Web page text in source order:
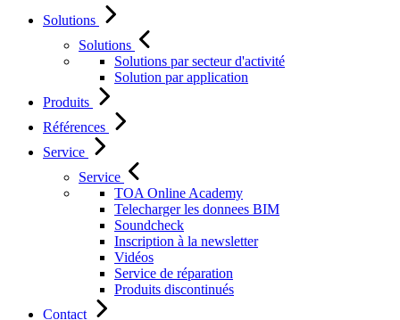
Solutions
Solutions
Solutions par secteur d'activité
Solution par application
Produits
Références
Service
Service
TOA Online Academy
Telecharger les donnees BIM
Soundcheck
Inscription à la newsletter
Vidéos
Service de réparation
Produits discontinués
Contact